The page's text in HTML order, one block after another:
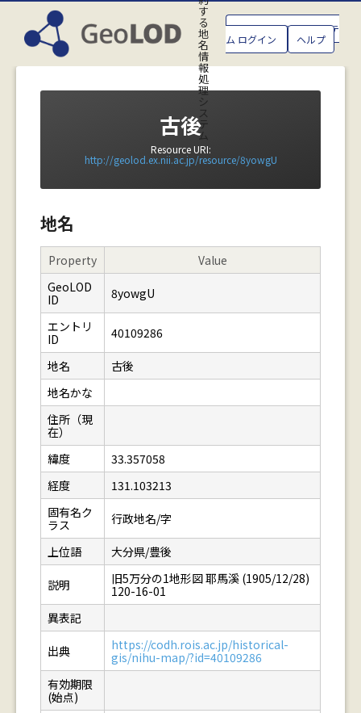
す
る
地
名
情
報
処
理
シ
ス
テ
ム
GeoLOD地名管理システ
ム ログイン ヘルプ
古後
Resource URI:
http://geolod.ex.nii.ac.jp/resource/8yowgU
地名
Property
Value
GeoLOD
ID
8yowgU
エントリ
ID
40109286
地名
古後
地名かな
住所（現
在）
緯度
33.357058
経度
131.103213
固有名ク
ラス
行政地名/字
上位語 大分県/豊後
説明
旧5万分の1地形図 耶馬溪 (1905/12/28)
120-16-01
異表記
出典
https://codh.rois.ac.jp/historical-
gis/nihu-map/?id=40109286
有効期限
(始点)